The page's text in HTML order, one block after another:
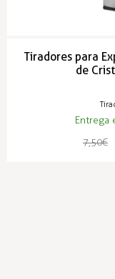
Tiradores para
de
Entrega
7,50 €